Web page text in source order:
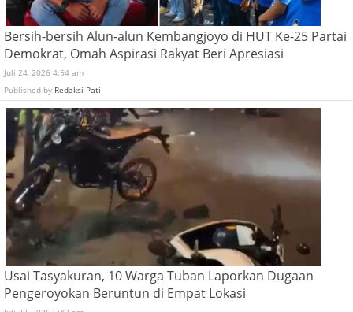
Bersih-bersih Alun-alun Kembangjoyo di HUT Ke-25 Partai
Demokrat, Omah Aspirasi Rakyat Beri Apresiasi
Juli 24, 2026 4:54 am
Published by Redaksi Pati
Usai Tasyakuran, 10 Warga Tuban Laporkan Dugaan
Pengeroyokan Beruntun di Empat Lokasi